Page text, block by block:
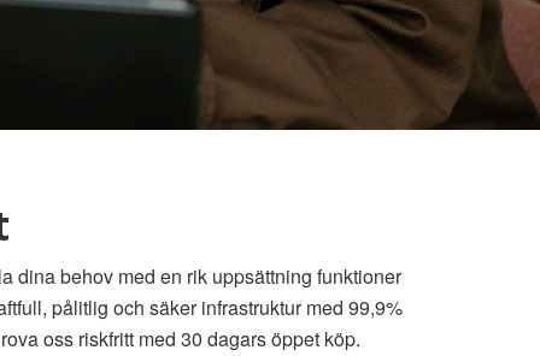
dina behov med en rik uppsättning funktioner
pålitlig och säker infrastruktur med 99,9%
oss riskfritt med 30 dagars öppet köp.